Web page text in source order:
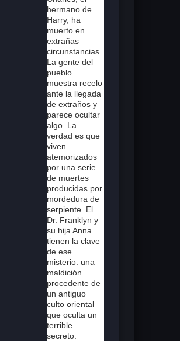
hermano de
Harry, ha
muerto en
extrañas
circunstancias.
La gente del
pueblo
muestra recelo
ante la llegada
de extraños y
parece ocultar
algo. La
verdad es que
viven
atemorizados
por una serie
de muertes
producidas por
mordedura de
serpiente. El
Dr. Franklyn y
su hija Anna
tienen la clave
de ese
misterio: una
maldición
procedente de
un antiguo
culto oriental
que oculta un
terrible
secreto.